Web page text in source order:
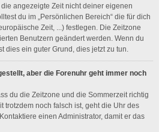
angezeigte Zeit nicht deiner eigenen
du im „Persönlichen Bereich“ die für dich
Zeit, ...) festlegen. Die Zeitzone
Benutzern geändert werden. Wenn du
dies ein guter Grund, dies jetzt zu tun.
aber die Forenuhr geht immer noch
du die Zeitzone und die Sommerzeit richtig
trotzdem noch falsch ist, geht die Uhr des
einen Administrator, damit er das